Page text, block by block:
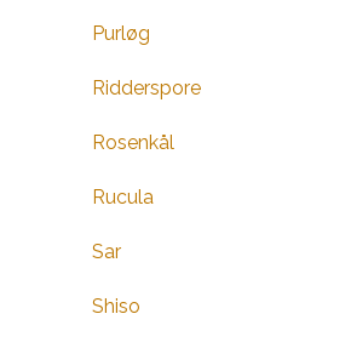
Purløg
Ridderspore
Rosenkål
Rucula
Sar
Shiso